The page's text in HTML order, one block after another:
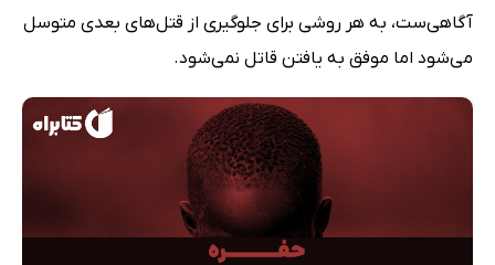
آگاهی‌ست، به هر روشی برای جلوگیری از قتل‌های بعدی متوسل
می‌شود اما موفق به یافتن قاتل نمی‌شود.